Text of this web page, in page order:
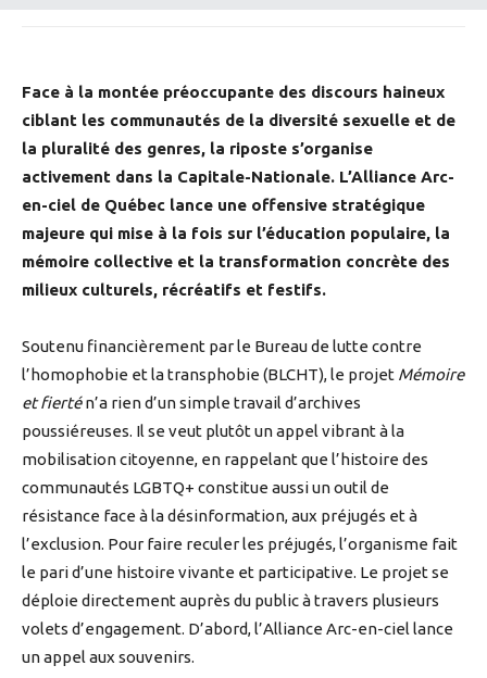
Face à la montée préoccupante des discours haineux
ciblant les communautés de la diversité sexuelle et de
la pluralité des genres, la riposte s’organise
activement dans la Capitale-Nationale. L’Alliance Arc-
en-ciel de Québec lance une offensive stratégique
majeure qui mise à la fois sur l’éducation populaire, la
mémoire collective et la transformation concrète des
milieux culturels, récréatifs et festifs.
Soutenu financièrement par le Bureau de lutte contre
l’homophobie et la transphobie (BLCHT), le projet Mémoire
et fiertén’a rien d’un simple travail d’archives
poussiéreuses. Il se veut plutôt un appel vibrant à la
mobilisation citoyenne, en rappelant que l’histoire des
communautés LGBTQ+ constitue aussi un outil de
résistance face à la désinformation, aux préjugés et à
l’exclusion. Pour faire reculer les préjugés, l’organisme fait
le pari d’une histoire vivante et participative. Le projet se
déploie directement auprès du public à travers plusieurs
volets d’engagement. D’abord, l’Alliance Arc-en-ciel lance
un appel aux souvenirs.